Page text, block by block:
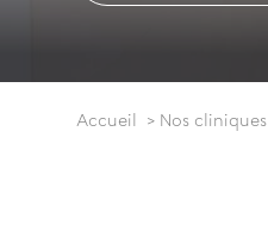
Accueil Nos cliniques